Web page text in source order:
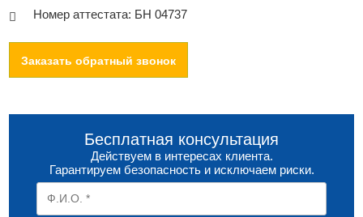
Номер аттестата: БН 04737
Заказать обратный звонок
Бесплатная консультация
Действуем в интересах клиента.
Гарантируем безопасность и исключаем риски.